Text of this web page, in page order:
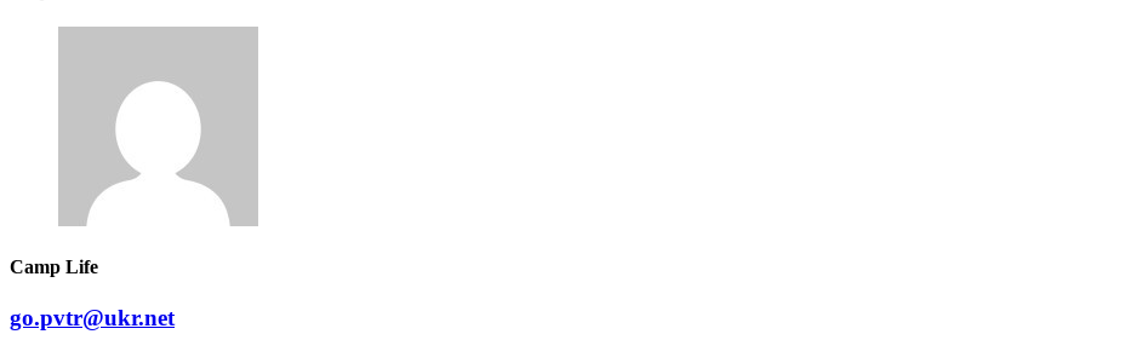
Camp Life
go.pvtr@ukr.net